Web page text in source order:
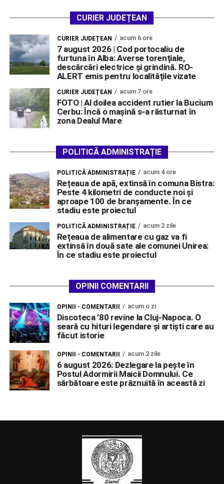
CURIER JUDEȚEAN
CURIER JUDEȚEAN acum 6 ore
7 august 2026 | Cod portocaliu de
furtuna în Alba: Averse torențiale,
descărcări electrice și grindină. RO-
ALERT emis pentru localitățile vizate
CURIER JUDEȚEAN acum 7 ore
FOTO | Al doilea accident rutier la Bucium
Cerbu: Încă o mașină s-a răsturnat în
zona Dealul Mare
POLITICĂ ADMINISTRAȚIE
POLITICĂ ADMINISTRAȚIE acum 4 ore
Rețeaua de apă, extinsă în comuna Bistra:
Peste 4 kilometri de conducte noi și
aproape 100 de branșamente. În ce
stadiu este proiectul
POLITICĂ ADMINISTRAȚIE acum 2 zile
Rețeaua de alimentare cu gaz va fi
extinsă în două sate ale comunei Unirea:
În ce stadiu este proiectul
OPINII COMENTARII
OPINII - COMENTARII acum o zi
Discoteca ’80 revine la Cluj-Napoca. O
seară cu hituri legendare și artiști care au
făcut istorie
OPINII - COMENTARII acum 2 zile
6 august 2026: Dezlegare la pește în
Postul Adormirii Maicii Domnului. Ce
sărbătoare este prăznuită în această zi